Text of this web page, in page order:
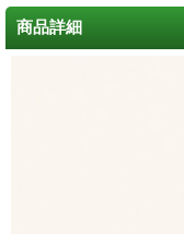
商品詳細